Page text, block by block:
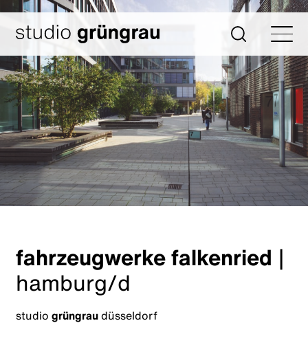
Zum
Inhalt
springen
Startseite Suche
fahrzeugwerke falkenried |
hamburg/d
studio grüngraudüsseldorf